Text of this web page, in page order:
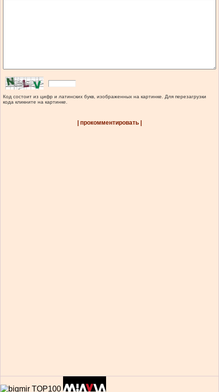
Код состоит из цифр и латинских букв, изображенных на картинке. Для перезагрузки
кода кликните на картинке.
| прокомментировать |